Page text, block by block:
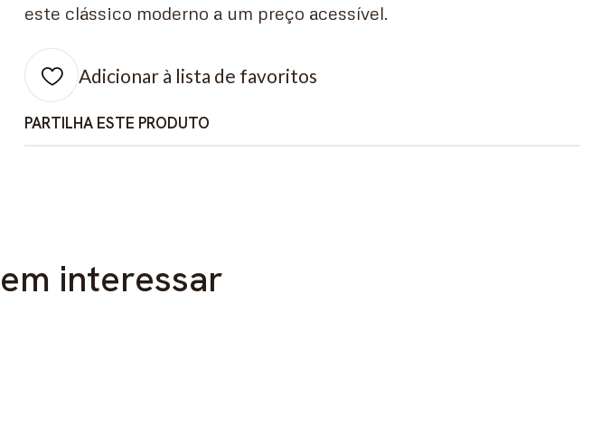
este clássico moderno a um preço acessível.
Adicionar à lista de favoritos
PARTILHA ESTE PRODUTO
interessar